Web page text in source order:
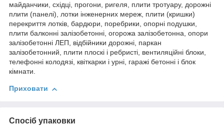
майданчики, східці, прогони, ригеля, плити тротуару, дорожні
плити (панелі), лотки інженерних мереж, плити (кришки)
перекриття лотків, бардюри, поребрики, опорні подушки,
плити балконні залізобетонні, огорожа залізобетонна, опори
залізобетонні ЛЕП, відбійники дорожні, паркан
залізобетонний, плити плоскі і ребристі, вентиляційні блоки,
телефонні колодязі, квіткарки і урні, гаражі бетонні і блок
кімнати.
Приховати
Спосіб упаковки